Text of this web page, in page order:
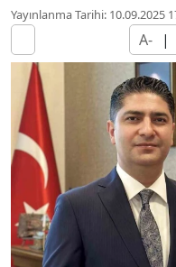
Yayınlanma Tarihi: 10.09.2025
A- |